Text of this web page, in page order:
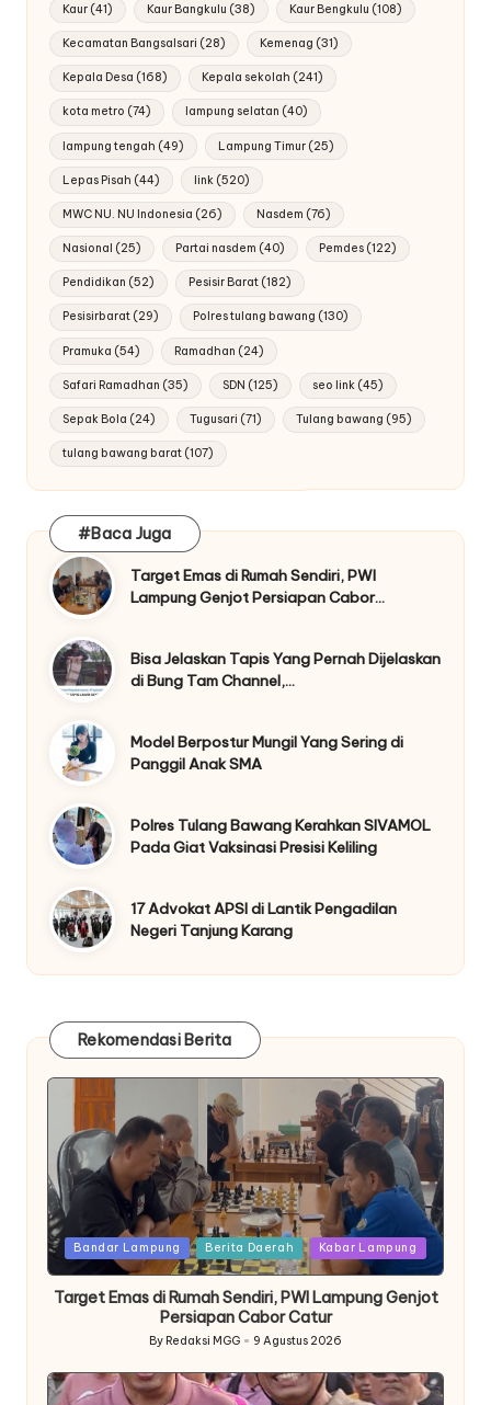
Kaur (41) Kaur Bangkulu (38) Kaur Bengkulu (108)
Kecamatan Bangsalsari (28) Kemenag (31)
Kepala Desa (168) Kepala sekolah (241)
kota metro (74) lampung selatan (40)
lampung tengah (49) Lampung Timur(25)
Lepas Pisah (44) link(520)
MWC NU. NU Indonesia (26) Nasdem (76)
Nasional (25) Partai nasdem (40) Pemdes(122)
Pendidikan (52) Pesisir Barat(182)
Pesisirbarat (29) Polres tulang bawang (130)
Pramuka (54) Ramadhan (24)
Safari Ramadhan (35) SDN (125) seo link(45)
Sepak Bola (24) Tugusari (71) Tulang bawang (95)
tulang bawang barat (107)
#Baca Juga
Target Emas di Rumah Sendiri, PWI
Lampung Genjot Persiapan Cabor…
Bisa Jelaskan Tapis Yang Pernah Dijelaskan
di Bung Tam Channel,…
Model Berpostur Mungil Yang Sering di
Panggil Anak SMA
Polres Tulang Bawang Kerahkan SIVAMOL
Pada Giat Vaksinasi Presisi Keliling
17 Advokat APSI di Lantik Pengadilan
Negeri Tanjung Karang
Rekomendasi Berita
Posted
Bandar Lampung Berita Daerah Kabar Lampung
Target Emas di Rumah Sendiri, PWI Lampung Genjot
Persiapan Cabor Catur
Posted
By Redaksi MGG 9 Agustus 2026